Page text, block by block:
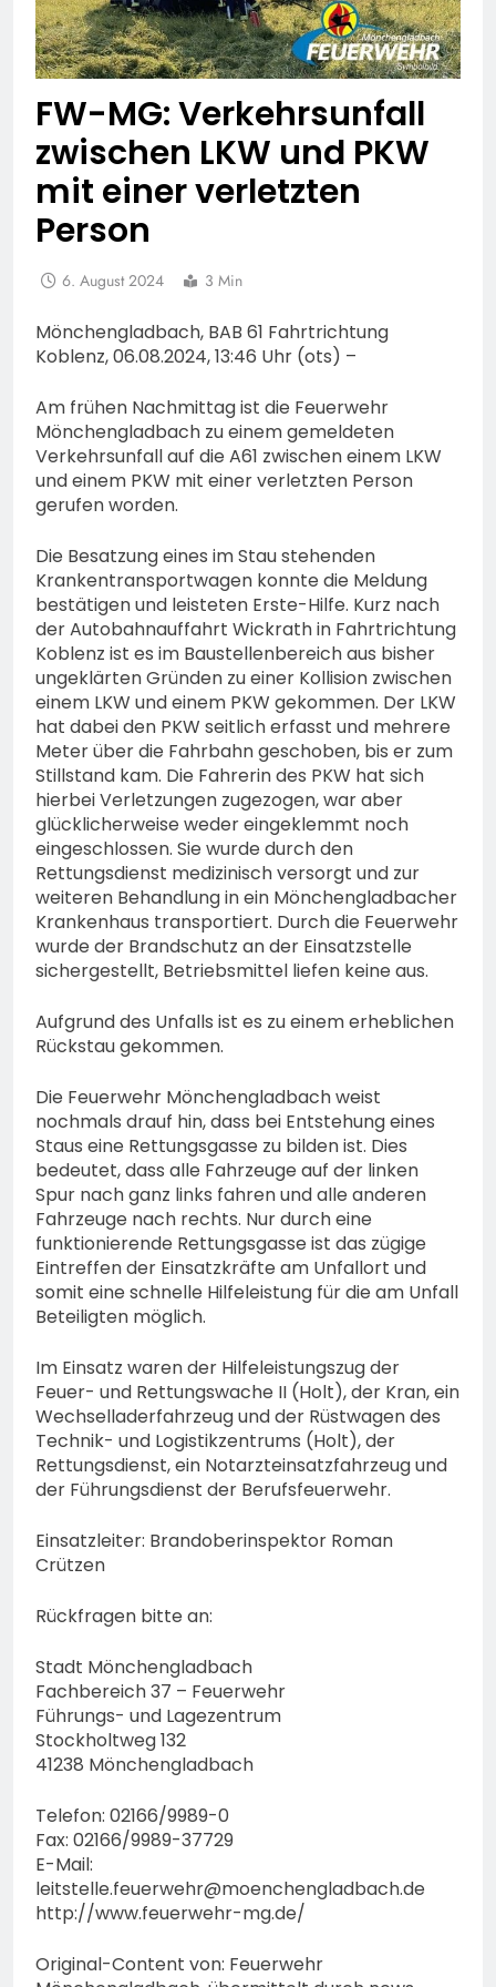
FW-MG: Verkehrsunfall
zwischen LKW und PKW
mit einer verletzten
Person
6. August 2024 3 Min
Mönchengladbach, BAB 61 Fahrtrichtung
Koblenz, 06.08.2024, 13:46 Uhr (ots) –
Am frühen Nachmittag ist die Feuerwehr
Mönchengladbach zu einem gemeldeten
Verkehrsunfall auf die A61 zwischen einem LKW
und einem PKW mit einer verletzten Person
gerufen worden.
Die Besatzung eines im Stau stehenden
Krankentransportwagen konnte die Meldung
bestätigen und leisteten Erste-Hilfe. Kurz nach
der Autobahnauffahrt Wickrath in Fahrtrichtung
Koblenz ist es im Baustellenbereich aus bisher
ungeklärten Gründen zu einer Kollision zwischen
einem LKW und einem PKW gekommen. Der LKW
hat dabei den PKW seitlich erfasst und mehrere
Meter über die Fahrbahn geschoben, bis er zum
Stillstand kam. Die Fahrerin des PKW hat sich
hierbei Verletzungen zugezogen, war aber
glücklicherweise weder eingeklemmt noch
eingeschlossen. Sie wurde durch den
Rettungsdienst medizinisch versorgt und zur
weiteren Behandlung in ein Mönchengladbacher
Krankenhaus transportiert. Durch die Feuerwehr
wurde der Brandschutz an der Einsatzstelle
sichergestellt, Betriebsmittel liefen keine aus.
Aufgrund des Unfalls ist es zu einem erheblichen
Rückstau gekommen.
Die Feuerwehr Mönchengladbach weist
nochmals drauf hin, dass bei Entstehung eines
Staus eine Rettungsgasse zu bilden ist. Dies
bedeutet, dass alle Fahrzeuge auf der linken
Spur nach ganz links fahren und alle anderen
Fahrzeuge nach rechts. Nur durch eine
funktionierende Rettungsgasse ist das zügige
Eintreffen der Einsatzkräfte am Unfallort und
somit eine schnelle Hilfeleistung für die am Unfall
Beteiligten möglich.
Im Einsatz waren der Hilfeleistungszug der
Feuer- und Rettungswache II (Holt), der Kran, ein
Wechselladerfahrzeug und der Rüstwagen des
Technik- und Logistikzentrums (Holt), der
Rettungsdienst, ein Notarzteinsatzfahrzeug und
der Führungsdienst der Berufsfeuerwehr.
Einsatzleiter: Brandoberinspektor Roman
Crützen
Rückfragen bitte an:
Stadt Mönchengladbach
Fachbereich 37 – Feuerwehr
Führungs- und Lagezentrum
Stockholtweg 132
41238 Mönchengladbach
Telefon: 02166/9989-0
Fax: 02166/9989-37729
E-Mail:
leitstelle.feuerwehr@moenchengladbach.de
http://www.feuerwehr-mg.de/
Original-Content von: Feuerwehr